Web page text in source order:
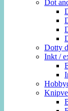
Dot
Dotty
Inkt /